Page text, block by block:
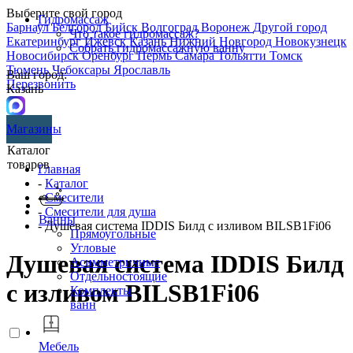
Выберите свой город
БарнаулБелгородБийск ВолгоградВоронеж Другой город
ЕкатеринбургИжевскКазаньНижний Новгород Новокузнецк
НовосибирскОренбургПермьСамараТольятти Томск
ТюменьЧебоксары Ярославль
Перезвонить
Гидромассаж
Что такое гидромассаж?
Собрать гидромассажную ванну
Ваш город:
Казань
Магазины
Каталог
товаров
Ванны
Прямоугольные
Угловые
Асимметричные
Отдельностоящие
Комплекты
ванн
Мебель
Главная
- Каталог
-Смесители
- Смесители для душа
- Душевая система IDDIS Билд с изливом BILSB1Fi06
Душевая система IDDIS Билд
с изливом BILSB1Fi06